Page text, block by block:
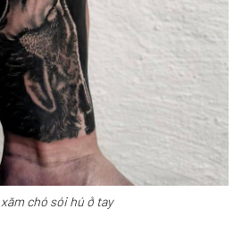
chó sói hú ở tay